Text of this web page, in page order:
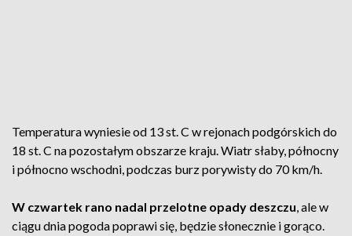
Temperatura wyniesie od 13 st. C w rejonach podgórskich do
18 st. C na pozostałym obszarze kraju. Wiatr słaby, północny
i północno wschodni, podczas burz porywisty do 70 km/h.
W czwartek rano nadal przelotne opady deszczu, ale w
ciągu dnia pogoda poprawi się, będzie słonecznie i gorąco.